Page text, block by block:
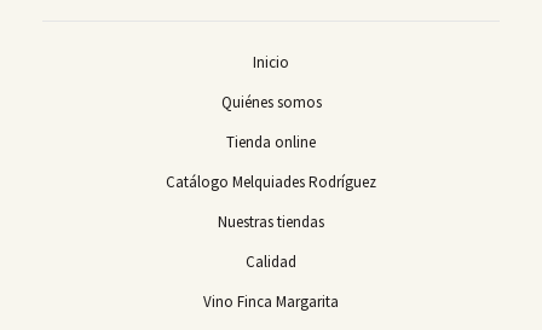
Inicio
Quiénes somos
Tienda online
Catálogo Melquiades Rodríguez
Nuestras tiendas
Calidad
Vino Finca Margarita